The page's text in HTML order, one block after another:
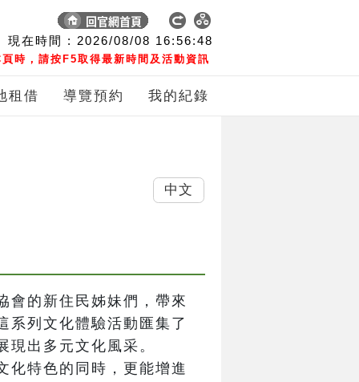
現在時間 : 2026/08/08 16:56:49
時，請按F5取得最新時間及活動資訊
租借 導覽預約 我的紀錄
會的新住民姊妹們，帶來
系列文化體驗活動匯集了
出多元文化風采。
化特色的同時，更能增進